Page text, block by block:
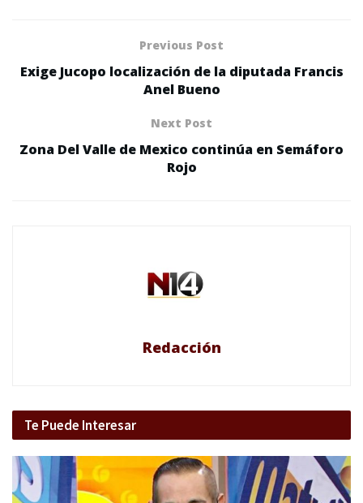
Previous Post
Exige Jucopo localización de la diputada Francis
Anel Bueno
Next Post
Zona Del Valle de Mexico continúa en Semáforo
Rojo
Redacción
Te Puede Interesar